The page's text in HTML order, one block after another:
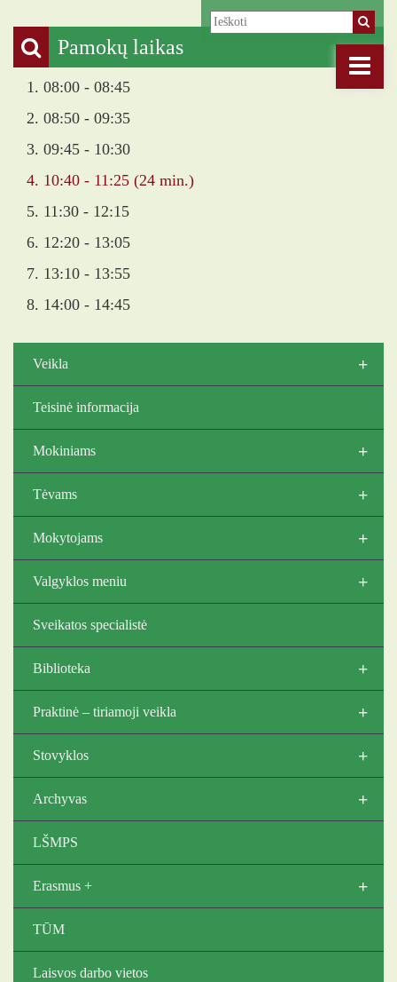
Pamokų laikas
1. 08:00 - 08:45
2. 08:50 - 09:35
3. 09:45 - 10:30
4. 10:40 - 11:25 (24 min.)
5. 11:30 - 12:15
6. 12:20 - 13:05
7. 13:10 - 13:55
8. 14:00 - 14:45
+
Veikla
Teisinė informacija
+
Mokiniams
+
Tėvams
+
Mokytojams
+
Valgyklos meniu
Sveikatos specialistė
+
Biblioteka
+
Praktinė – tiriamoji veikla
+
Stovyklos
+
Archyvas
LŠMPS
+
Erasmus +
TŪM
Laisvos darbo vietos